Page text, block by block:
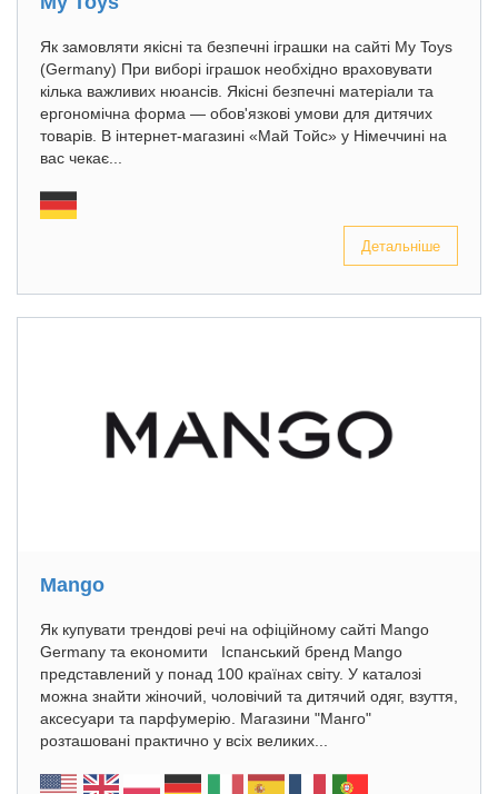
Як замовляти якісні та безпечні іграшки на сайті My Toys
(Germany) При виборі іграшок необхідно враховувати
кілька важливих нюансів. Якісні безпечні матеріали та
ергономічна форма — обов'язкові умови для дитячих
товарів. В інтернет-магазині «Май Тойс» у Німеччині на
вас чекає...
Детальніше
Mango
Як купувати трендові речі на офіційному сайті Mango
Germany та економити Іспанський бренд Mango
представлений у понад 100 країнах світу. У каталозі
можна знайти жіночий, чоловічий та дитячий одяг, взуття,
аксесуари та парфумерію. Магазини "Манго"
розташовані практично у всіх великих...